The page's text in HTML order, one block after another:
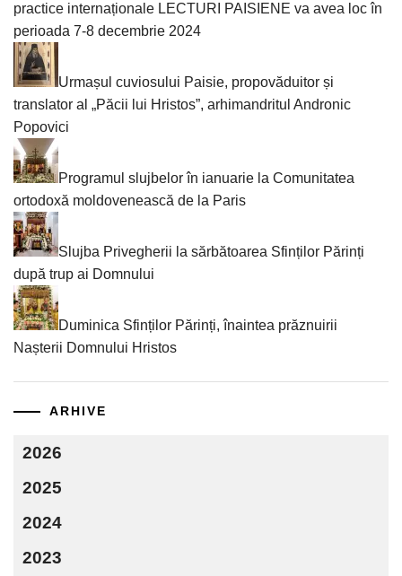
practice internaționale LECTURI PAISIENE va avea loc în
perioada 7-8 decembrie 2024
Urmașul cuviosului Paisie, propovăduitor și
translator al „Păcii lui Hristos”, arhimandritul Andronic
Popovici
Programul slujbelor în ianuarie la Comunitatea
ortodoxă moldovenească de la Paris
Slujba Privegherii la sărbătoarea Sfinților Părinți
după trup ai Domnului
Duminica Sfinților Părinți, înaintea prăznuirii
Nașterii Domnului Hristos
ARHIVE
2026
2025
2024
2023